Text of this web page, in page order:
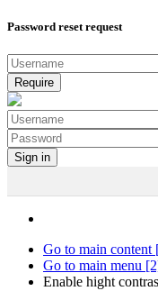
Password reset request
Go to main content
Go to main menu
Enable hight